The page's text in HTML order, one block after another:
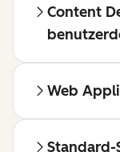
Content
Web
Standard-